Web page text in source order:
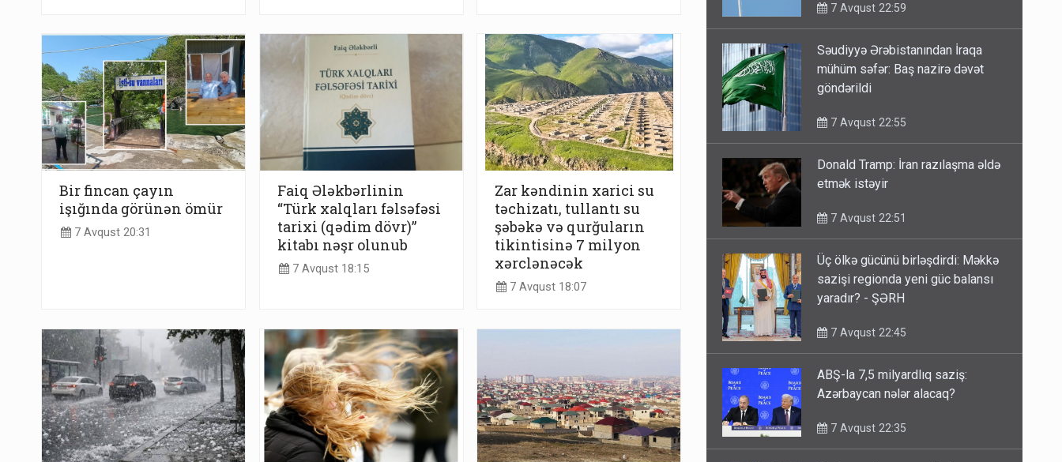
Bir fincan çayın
işığında görünən ömür
7 Avqust 20:31
Faiq Ələkbərlinin
“Türk xalqları fəlsəfəsi
tarixi (qədim dövr)”
kitabı nəşr olunub
7 Avqust 18:15
Zar kəndinin xarici su
təchizatı, tullantı su
şəbəkə və qurğuların
tikintisinə 7 milyon
xərclənəcək
7 Avqust 18:07
7 Avqust 22:59
Səudiyyə Ərəbistanından İraqa
mühüm səfər: Baş nazirə dəvət
göndərildi
7 Avqust 22:55
Donald Tramp: İran razılaşma əldə
etmək istəyir
7 Avqust 22:51
Üç ölkə gücünü birləşdirdi: Məkkə
sazişi regionda yeni güc balansı
yaradır? - ŞƏRH
7 Avqust 22:45
ABŞ-la 7,5 milyardlıq saziş:
Azərbaycan nələr alacaq?
7 Avqust 22:35